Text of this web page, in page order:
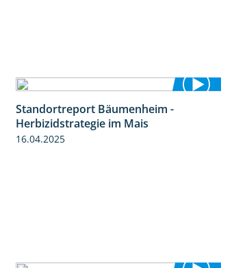
Standortreport Bäumenheim -
Herbizidstrategie im Mais
16.04.2025